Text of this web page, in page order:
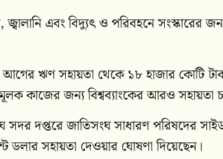
এবং বিদ্যুৎ ও পরিবহনে সংস্কারের
ঋণ সহায়তা থেকে ১৮ হাজার কোটি
কাজের জন্য বিশ্বব্যাংকের আরও সহায়তা
দপ্তরে জাতিসংঘ সাধারণ পরিষদের
ডলার সহায়তা দেওয়ার ঘোষণা দিয়েছেন।